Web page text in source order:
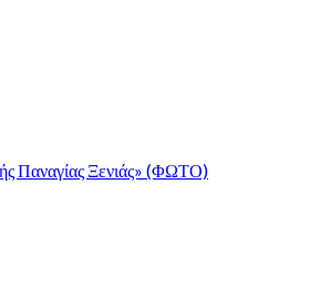
Παναγίας Ξενιάς» (ΦΩΤΟ)